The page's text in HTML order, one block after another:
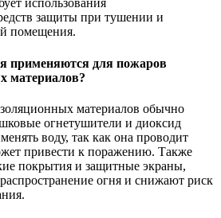
использования
защиты при тушении и
помещения.
применяются для пожаров
материалов?
материалов обычно
огнетушители и диоксид
воду, так как она проводит
привести к поражению. Также
покрытия и защитные экраны,
огня и снижают риск